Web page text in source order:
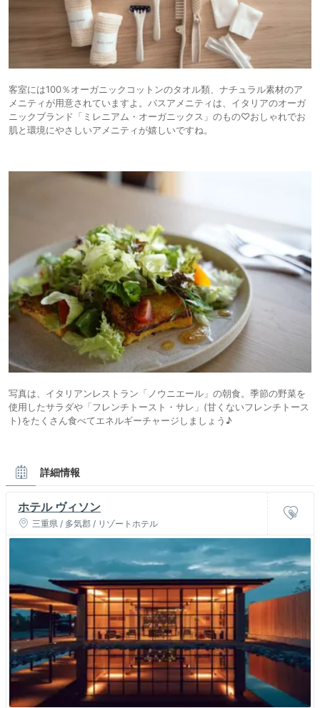
客室には100％オーガニックコットンのタオル類、ナチュラル素材のア
メニティが用意されていますよ。バスアメニティは、イタリアのオーガ
ニックブランド「ミレニアム・オーガニックス」のもの♡おしゃれでお
肌と環境にやさしいアメニティが嬉しいですね。
写真は、イタリアンレストラン「ノウニエール」の朝食。季節の野菜を
使用したサラダや「フレンチトースト・サレ」(甘くないフレンチトース
ト)をたくさん食べてエネルギーチャージしましょう♪
詳細情報
ホテル ヴィソン
三重県 / 多気郡 / リゾートホテル